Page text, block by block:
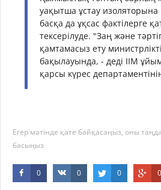
уақытша ұстау
басқа да ұқсас фактілерге
тексерілуде. "Заң және
қамтамасыз ету
бақылауында, - деді ІІМ
қарсы күрес
Егер мәтінде қате байқасаңыз, оны
басыңыз
0 0 0 0